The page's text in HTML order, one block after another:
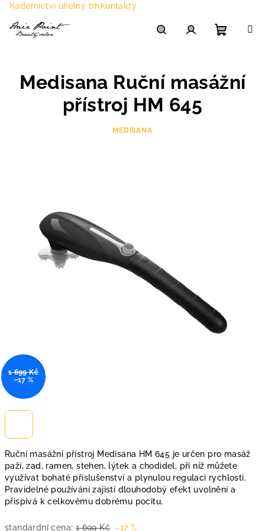
Přejít
obsah
Kadeřnictví uhelný trhKontakty
košík
Ruční masážní přístroj Medisana HM 645 je určen pro masáž
paží, zad, ramen, stehen, lýtek a chodidel, při níž můžete
využívat bohaté příslušenství a plynulou regulaci rychlosti.
Pravidelné používání zajistí dlouhodobý efekt uvolnění a
přispívá k celkovému dobrému pocitu.
standardní cena: 1 699 Kč –17 %
Medisana Ruční masážní
přístroj HM 645
MEDISANA
1 699 Kč
–17 %